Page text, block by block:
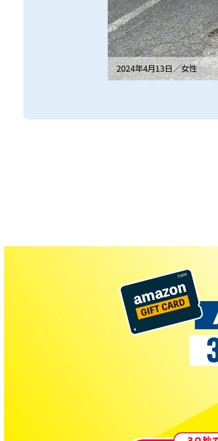
2024年4月13日／女性